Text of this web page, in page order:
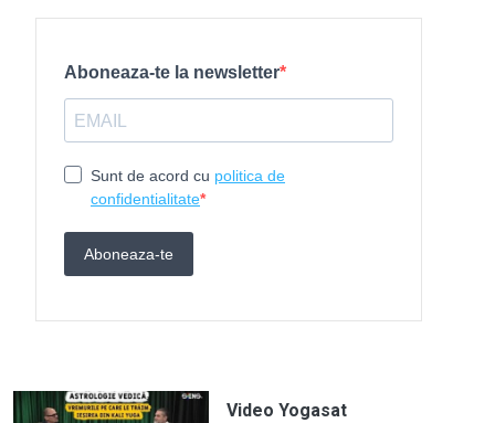
Video Yogasat